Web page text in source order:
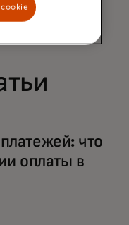
что
оплаты в